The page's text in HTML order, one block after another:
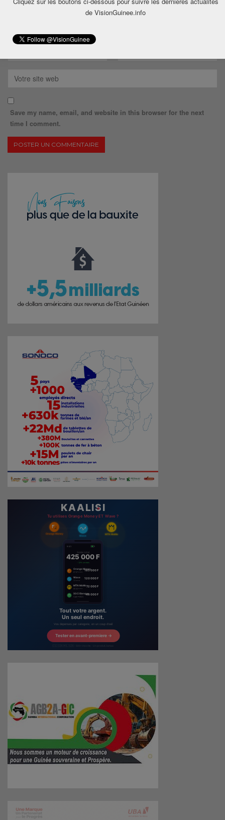
Save my name, email, and website in this browser for the next
time I comment.
de VisionGuinee.info